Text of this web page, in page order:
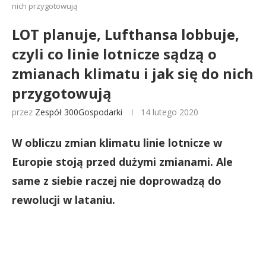
nich przygotowują
LOT planuje, Lufthansa lobbuje,
czyli co linie lotnicze sądzą o
zmianach klimatu i jak się do nich
przygotowują
przez Zespół 300Gospodarki 14 lutego 2020
W obliczu zmian klimatu linie lotnicze w
Europie stoją przed dużymi zmianami. Ale
same z siebie raczej nie doprowadzą do
rewolucji w lataniu.